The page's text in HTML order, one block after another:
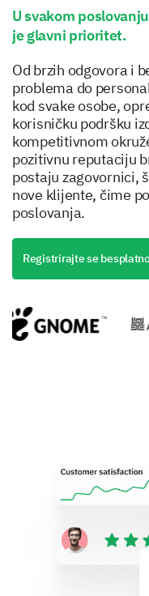
U svakom
je glavni prioritet.
Od brzih odgovora i
problema do
kod svake osobe,
korisničku podršku
kompetitivnom
pozitivnu reputaciju
postaju zagovornici,
nove klijente, čime
poslovanja.
Registrirajte se